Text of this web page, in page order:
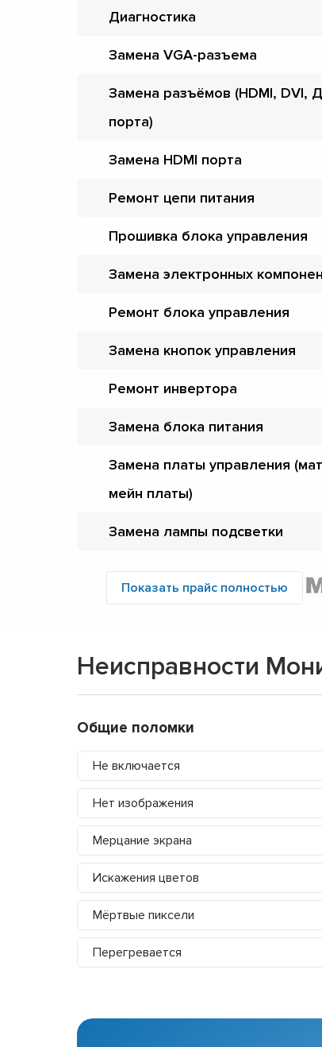
Диагностика
Замена VGA-разъема
Замена разъёмов (HDMI, DVI,
порта)
Замена HDMI порта
Ремонт цепи питания
Прошивка блока управления
Замена электронных
Ремонт блока управления
Замена кнопок управления
Ремонт инвертора
Замена блока питания
Замена платы управления
мейн платы)
Замена лампы подсветки
Показать прайс полностью
Неисправности
Общие поломки
Не включается
Нет изображения
Мерцание экрана
Искажения цветов
Мёртвые пиксели
Перегревается